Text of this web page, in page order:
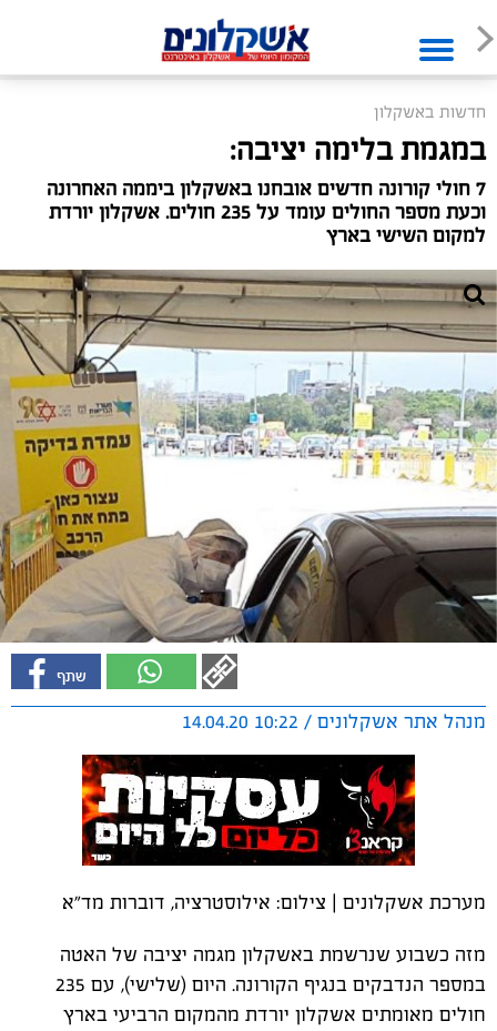
חדשות באשקלון
במגמת בלימה יציבה:
7 חולי קורונה חדשים אובחנו באשקלון ביממה האחרונה
וכעת מספר החולים עומד על 235 חולים. אשקלון יורדת
למקום השישי בארץ
מנהל אתר אשקלונים / 10:22 14.04.20
מערכת אשקלונים | צילום: אילוסטרציה, דוברות מד"א
מזה כשבוע שנרשמת באשקלון מגמה יציבה של האטה
במספר הנדבקים בנגיף הקורונה. היום (שלישי), עם 235
חולים מאומתים אשקלון יורדת מהמקום הרביעי בארץ